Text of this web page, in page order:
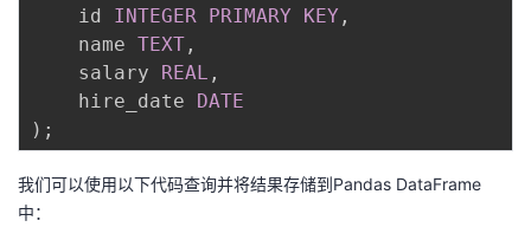
课
的
我
术
支
云
声
    id
INTEGER PRIMARY KEY ,
    name
TEXT ,
    salary
REAL ,
    hire_date
DATE
) ;
我们可以使用以下代码查询并将结果存储到Pandas DataFrame
中：